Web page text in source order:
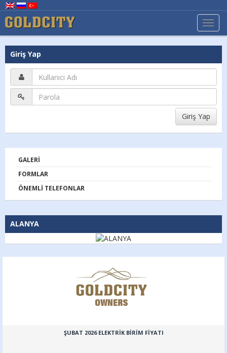
Giriş Yap
GALERI
FORMLAR
ÖNEMLI TELEFONLAR
ALANYA
ŞUBAT 2026 ELEKTRİK BİRİM FİYATI